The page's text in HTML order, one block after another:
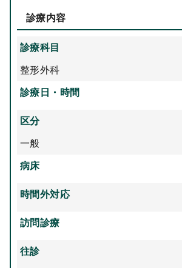
診療内容
診療科目
整形外科
診療日・時間
区分
一般
病床
時間外対応
訪問診療
往診